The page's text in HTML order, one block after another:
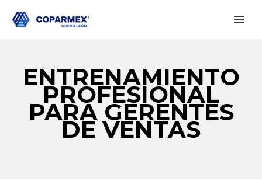
ENTRENAMIENTO
PROFESIONAL
PARA GERENTES
DE VENTAS